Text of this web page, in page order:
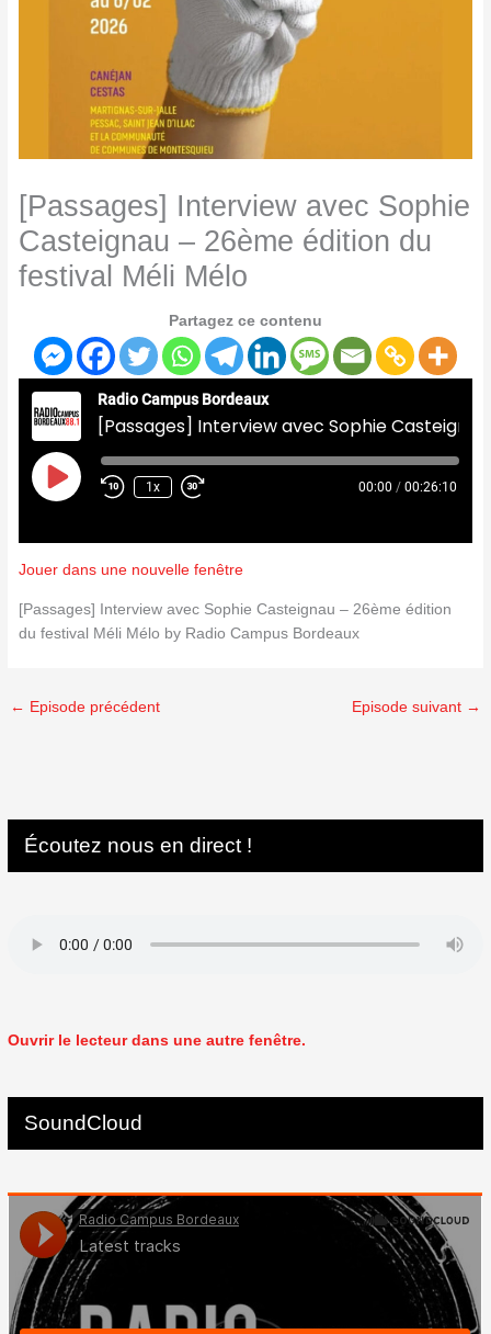
[Passages] Interview avec Sophie
Casteignau – 26ème édition du
festival Méli Mélo
Partagez ce contenu
Radio Campus Bordeaux
Play
Episode
1x 00:00 / 00:26:10
Jouer dans une nouvelle fenêtre
[Passages] Interview avec Sophie Casteignau – 26ème édition
du festival Méli Mélo by Radio Campus Bordeaux
← Episode précédent Episode suivant →
Écoutez nous en direct !
Ouvrir le lecteur dans une autre fenêtre.
SoundCloud